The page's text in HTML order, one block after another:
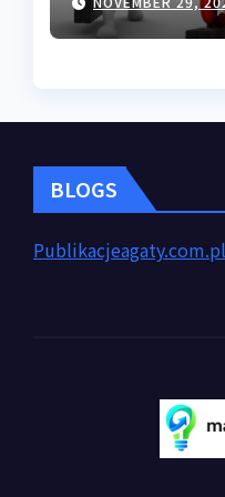
BLOGS
Publikacjeagaty.com.pl